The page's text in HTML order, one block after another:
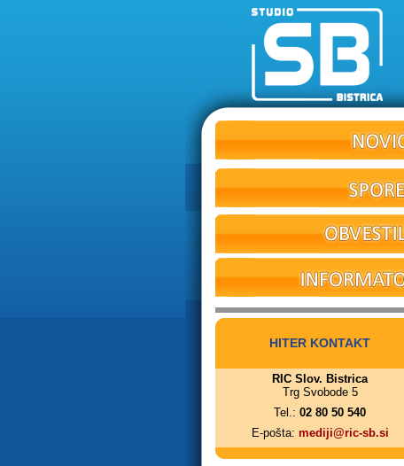
HITER KONTAKT
RIC Slov. Bistrica
Trg Svobode 5
Tel.: 02 80 50 540
E-pošta: mediji@ric-sb.si